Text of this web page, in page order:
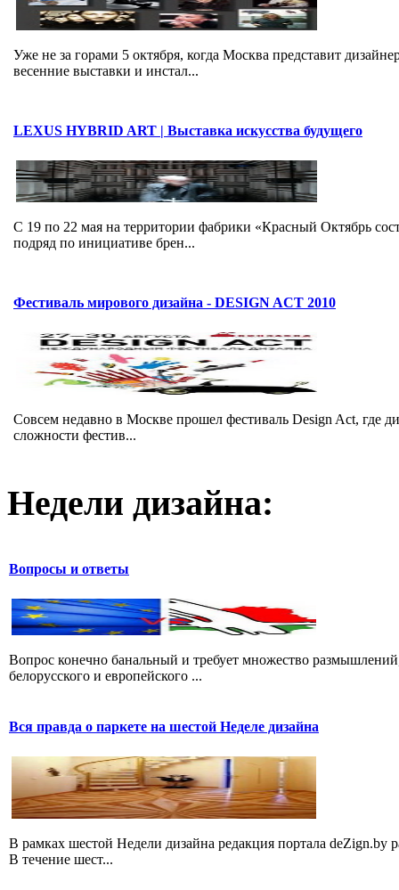
Уже не за горами 5 октября, когда Москва представит
весенние выставки и инстал...
LEXUS HYBRID ART | Выставка искусства будущего
C 19 по 22 мая на территории фабрики «Красный Октябрь
подряд по инициативе брен...
Фестиваль мирового дизайна - DESIGN ACT 2010
Совсем недавно в Москве прошел фестиваль Design Act, где
сложности фестив...
Недели дизайна:
Вопросы и ответы
Вопрос конечно банальный и требует множество
белорусского и европейского ...
Вся правда о паркете на шестой Неделе дизайна
В рамках шестой Недели дизайна редакция портала
В течение шест...